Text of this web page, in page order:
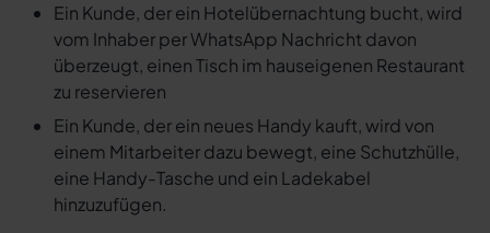
Ein Kunde, der ein Hotelübernachtung bucht, wird
vom Inhaber per WhatsApp Nachricht davon
überzeugt, einen Tisch im hauseigenen Restaurant
zu reservieren
Ein Kunde, der ein neues Handy kauft, wird von
einem Mitarbeiter dazu bewegt, eine Schutzhülle,
eine Handy-Tasche und ein Ladekabel
hinzuzufügen.